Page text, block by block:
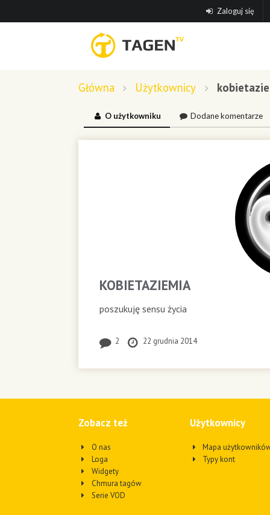
Zaloguj się
Główna Użytkownicy
O użytkowniku Dodane komentarze
KOBIETAZIEMIA
poszukuję sensu życia
2 22 grudnia 2014
Zobacz też
O nas
Loga
Widgety
Chmura tagów
Serie VOD
Użytkownicy
Mapa
Typy kont